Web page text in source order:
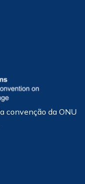
convenção da ONU